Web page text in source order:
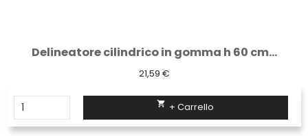
Delineatore cilindrico in gomma h 60 cm...
21,59 €
 + Carrello